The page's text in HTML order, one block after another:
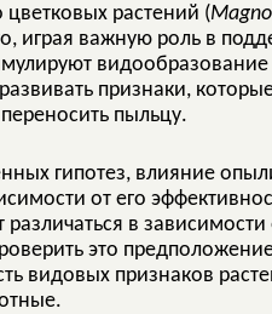
растений (
играя важную роль в
признаки,
пыльцу.
гипотез, влияние
от его
в
это
видовых признаков